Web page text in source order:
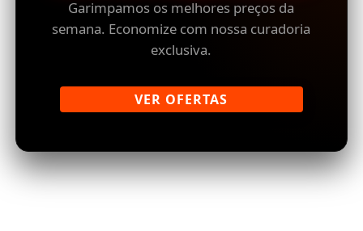
Garimpamos os melhores preços da
semana. Economize com nossa curadoria
exclusiva.
VER OFERTAS